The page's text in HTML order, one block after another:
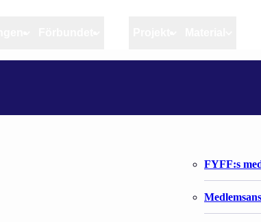
Artiklar Näringen
Riktlinjer för god praxis
Stöd till fiskerinäringen
Anvisningar
Förbundet
FYFF:s
ja